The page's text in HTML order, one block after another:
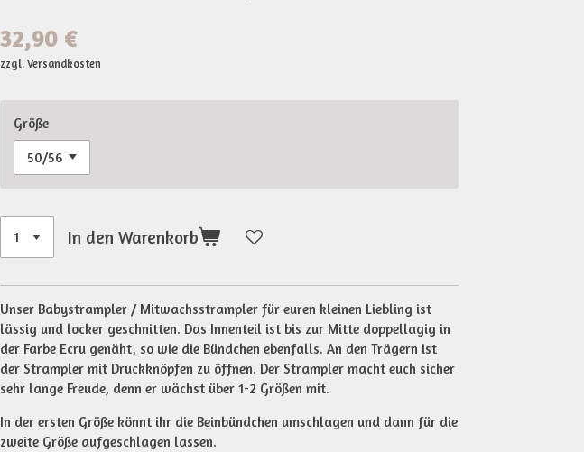
32,90 €
zzgl. Versandkosten
Größe
In den Warenkorb
Unser Babystrampler / Mitwachsstrampler für euren kleinen Liebling ist
lässig und locker geschnitten. Das Innenteil ist bis zur Mitte doppellagig in
der Farbe Ecru genäht, so wie die Bündchen ebenfalls. An den Trägern ist
der Strampler mit Druckknöpfen zu öffnen. Der Strampler macht euch sicher
sehr lange Freude, denn er wächst über 1-2 Größen mit.
In der ersten Größe könnt ihr die Beinbündchen umschlagen und dann für die
zweite Größe aufgeschlagen lassen.